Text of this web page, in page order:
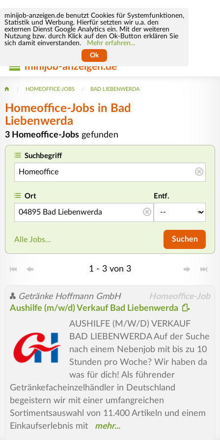
minijob-anzeigen.de benutzt Cookies für Systemfunktionen,
Statistik und Werbung. Hierfür setzten wir u.a. den
externen Dienst Google Analytics ein. Mit der weiteren
Nutzung bzw. durch Klick auf den Ok-Button erklären Sie
sich damit einverstanden.
Mehr erfahren...
Ok
minijob-anzeigen.de
HOMEOFFICE-JOBS BAD LIEBENWERDA
Homeoffice-Jobs in Bad
Liebenwerda
3 Homeoffice-Jobs gefunden
Suchbegriff
Ort Entf.
Alle Jobs... Suchen
1 - 3 von 3
Getränke Hoffmann GmbH Homeoffice-Job
Aushilfe (m/w/d) Verkauf Bad Liebenwerda
AUSHILFE (M/W/D) VERKAUF
BAD LIEBENWERDA Auf der Suche
nach einem Nebenjob mit bis zu 10
Stunden pro Woche? Wir haben da
was für dich! Als führender
Getränkefacheinzelhändler in Deutschland
begeistern wir mit einer umfangreichen
Sortimentsauswahl von 11.400 Artikeln und einem
Einkaufserlebnis mit